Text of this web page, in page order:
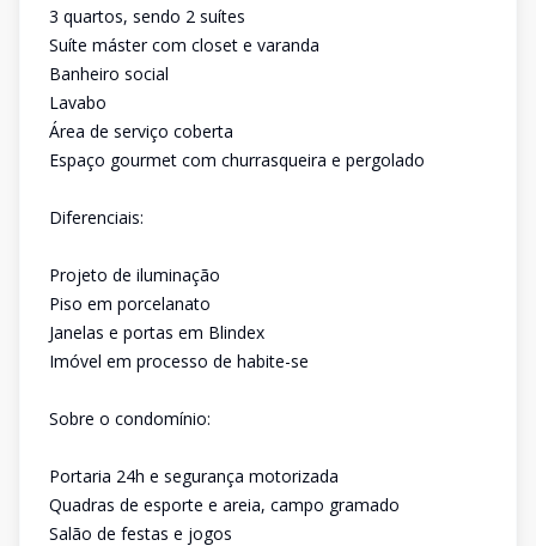
3 quartos, sendo 2 suítes
Suíte máster com closet e varanda
Banheiro social
Lavabo
Área de serviço coberta
Espaço gourmet com churrasqueira e pergolado
Diferenciais:
Projeto de iluminação
Piso em porcelanato
Janelas e portas em Blindex
Imóvel em processo de habite-se
Sobre o condomínio:
Portaria 24h e segurança motorizada
Quadras de esporte e areia, campo gramado
Salão de festas e jogos